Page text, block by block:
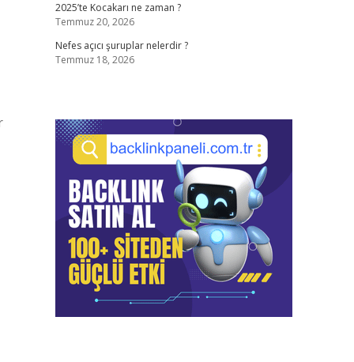
2025’te Kocakarı ne zaman ?
Temmuz 20, 2026
Nefes açıcı şuruplar nelerdir ?
Temmuz 18, 2026